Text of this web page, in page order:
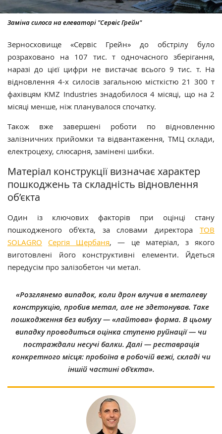
Заміна силоса на елеваторі "Сервіс Грейн"
Зерносховище «Сервіс Грейн» до обстрілу було
розраховано на 107 тис. т одночасного зберігання,
наразі до цієї цифри не вистачає всього 9 тис. т. На
відновлення 4-х силосів загальною місткістю 21 300 т
фахівцям KMZ Industries знадобилося 4 місяці, що на 2
місяці менше, ніж планувалося спочатку.
Також вже завершені роботи по відновленню
залізничних прийомки та відвантаження, ТМЦ склади,
електроцеху, слюсарня, замінені шибки.
Матеріал конструкції визначає характер
пошкоджень та складність відновлення
об’єкта
Один із ключових факторів при оцінці стану
пошкодженого об’єкта, за словами директора ТОВ
SOLAGRO
Сергія Щербаня, — це матеріал, з якого
виготовлені його конструктивні елементи. Йдеться
передусім про залізобетон чи метал.
«Розглянемо випадок, коли дрон влучив в металеву
конструкцію, пробив метал, але не здетонував. Таке
пошкодження без вибуху — «лайтова» форма. В цьому
випадку проводиться оцінка ступеню руйнації — чи
постраждали несучі балки. Далі — реставрація
конкретного місця: пробоїна в робочій вежі, складі чи
іншій частині об’єкта».